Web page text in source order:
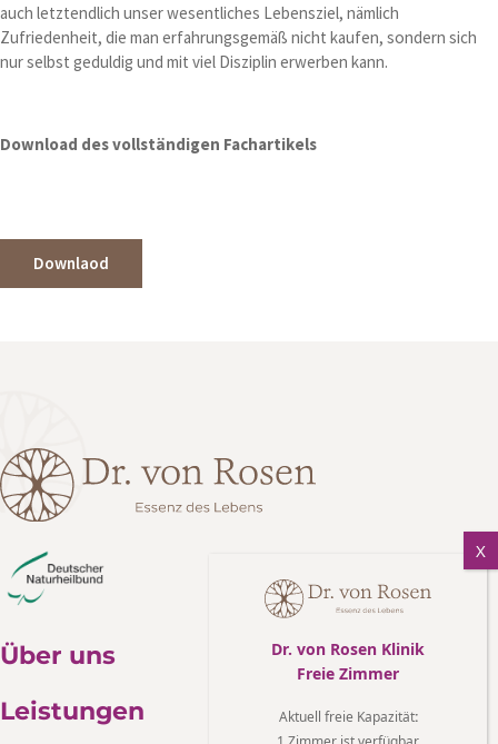
auch letztendlich unser wesentliches Lebensziel, nämlich
Zufriedenheit, die man erfahrungsgemäß nicht kaufen, sondern sich
nur selbst geduldig und mit viel Disziplin erwerben kann.
Download des vollständigen Fachartikels
Downlaod
Über uns
Leistungen
Dr. von Rosen Klinik
Freie Zimmer
Aktuell freie Kapazität: